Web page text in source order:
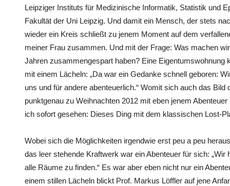
Leipziger Instituts für Medizinische Informatik, Statistik und
Fakultät der Uni Leipzig. Und damit ein Mensch, der stets
wieder ein Kreis schließt zu jenem Moment auf dem
meiner Frau zusammen. Und mit der Frage: Was machen
Jahren zusammengespart haben? Eine Eigentumswohnung
mit einem Lächeln: „Da war ein Gedanke schnell geboren:
uns und für andere abenteuerlich.“ Womit sich auch das
punktgenau zu Weihnachten 2012 mit eben jenem
ich sofort gesehen: Dieses Ding mit dem klassischen Lost-
Wobei sich die Möglichkeiten irgendwie erst peu a peu
das leer stehende Kraftwerk war ein Abenteuer für sich:
alle Räume zu finden.“ Es war aber eben nicht nur ein
einem stillen Lächeln blickt Prof. Markus Löffler auf jene